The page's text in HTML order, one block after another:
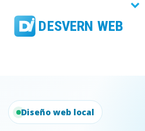
Diseño web local